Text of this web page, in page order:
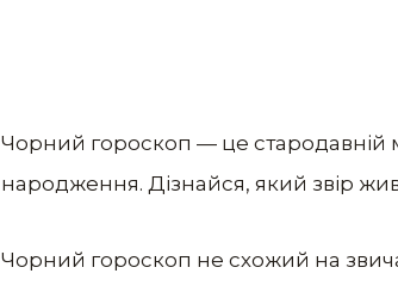
Чорний гороскоп — це стародавній
народження. Дізнайся, який звір
Чорний гороскоп не схожий на